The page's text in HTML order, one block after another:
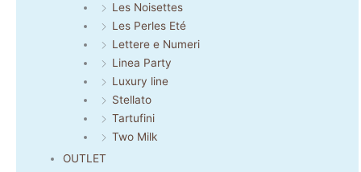
Les Noisettes
Les Perles Eté
Lettere e Numeri
Linea Party
Luxury line
Stellato
Tartufini
Two Milk
OUTLET